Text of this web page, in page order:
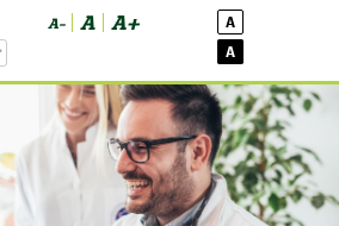
A- A A+
A
A